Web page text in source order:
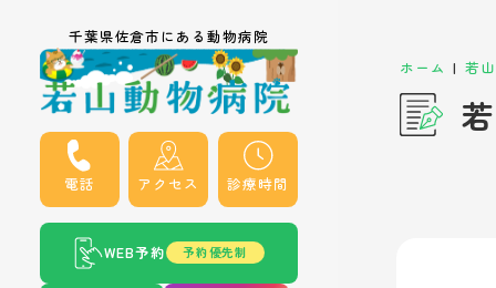
千葉県佐倉市にある動物病院
電話 アクセス 診療時間
WEB予約 予約優先制
ホーム | 若